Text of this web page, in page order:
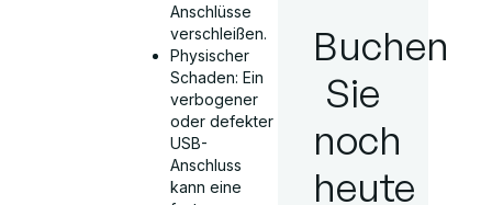
Anschlüsse
verschleißen.
Physischer
Schaden: Ein
verbogener
oder defekter
USB-
Anschluss
kann eine
Buchen
Sie
noch
heute